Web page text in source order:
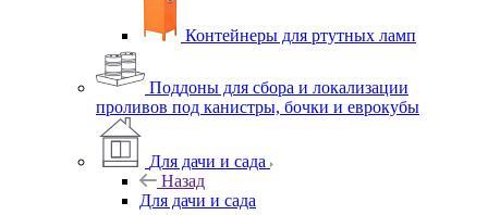
Контейнеры для ртутных ламп
Поддоны для сбора и локализации
проливов под канистры, бочки и еврокубы
Для дачи и сада
Назад
Для дачи и сада